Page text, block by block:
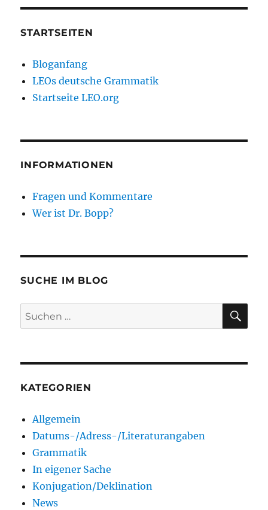
STARTSEITEN
Bloganfang
LEOs deutsche Grammatik
Startseite LEO.org
INFORMATIONEN
Fragen und Kommentare
Wer ist Dr. Bopp?
SUCHE IM BLOG
Suchen
nach:
KATEGORIEN
Allgemein
Datums-/Adress-/Literaturangaben
Grammatik
In eigener Sache
Konjugation/Deklination
News